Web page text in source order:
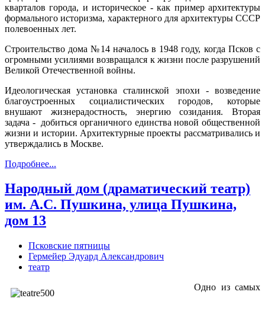
кварталов города, и историческое - как пример архитектуры
формального историзма, характерного для архитектуры СССР
полевоенных лет.
Строительство дома №14 началось в 1948 году, когда Псков с
огромными усилиями возвращался к жизни после разрушений
Великой Отечественной войны.
Идеологическая установка сталинской эпохи - возведение
благоустроенных социалистических городов, которые
внушают жизнерадостность, энергию созидания. Вторая
задача - добиться органичного единства новой общественной
жизни и истории. Архитектурные проекты рассматривались и
утверждались в Москве.
Подробнее...
Народный дом (драматический театр)
им. А.С. Пушкина, улица Пушкина,
дом 13
Псковские пятницы
Гермейер Эдуард Александрович
театр
Одно из самых